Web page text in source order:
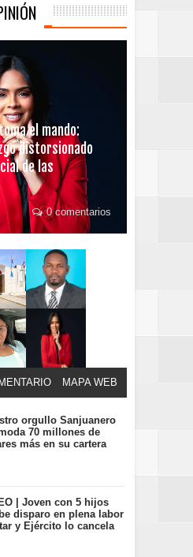
el mando:
distorsionado
de las
0 comentarios
MAPA WEB
orgullo Sanjuanero
70 millones de
más en su cartera
| Joven con 5 hijos
disparo en plena labor
y Ejército lo cancela